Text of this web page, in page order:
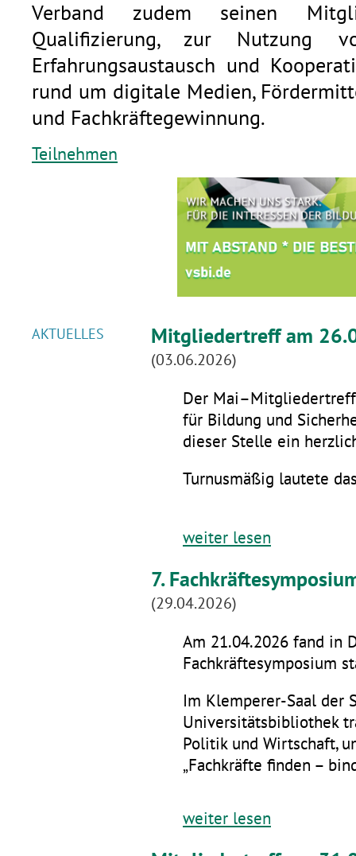
Verband zudem seinen
Qualifizierung, zur Nutzung
Erfahrungsaustausch und
rund um digitale Medien,
und Fachkräftegewinnung.
Teilnehmen
AKTUELLES Mitgliedertreff am
(03.06.2026)
Der
für Bildung und
dieser Stelle ein
Turnusmäßig lautete
weiter lesen
7.
(29.04.2026)
Am 21.04.2026 fand in
Fachkräftesymposium
Im Klemperer-Saal der
Universitätsbibliothek
Politik und Wirtschaft,
„Fachkräfte finden –
weiter lesen